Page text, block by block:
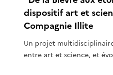
dispositif art et
Compagnie Illite
Un projet
entre art et science, et